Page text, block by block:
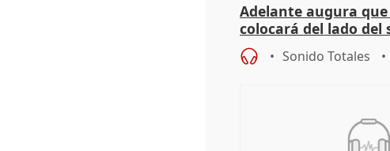
Adelante augura que
colocará del lado del
iniciativas de la
Sonido Totales